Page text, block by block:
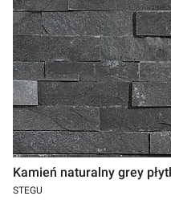
Kamień naturalny grey
STEGU